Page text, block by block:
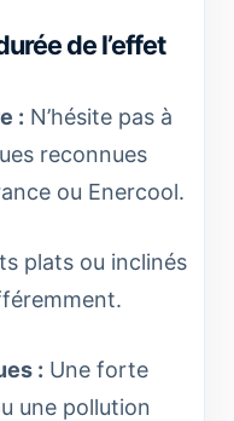
de l’effet
: N’hésite pas à
reconnues
ou Enercool.
plats ou inclinés
: Une forte
une pollution